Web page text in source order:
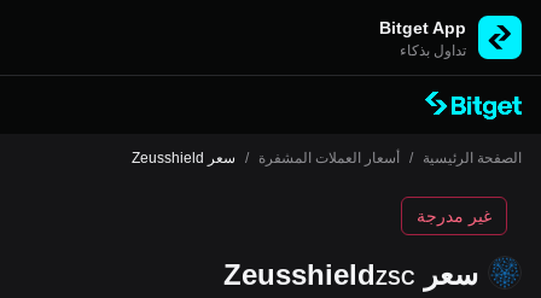
Bitget App
تداول بذكاء
الصفحة الرئيسية / أسعار العملات المشفرة / سعر Zeusshield
سعر Zeusshield ZSC
غير مدرجة